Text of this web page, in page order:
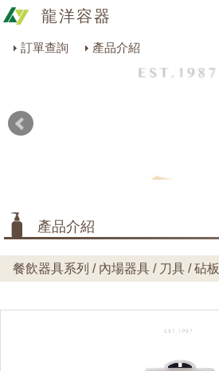
龍洋容器
訂單查詢
產品介紹
包裝材料系列
美容用品系列
最新消息
產品介紹
餐飲器具系列 / 內場器具 / 刀具 / 砧板